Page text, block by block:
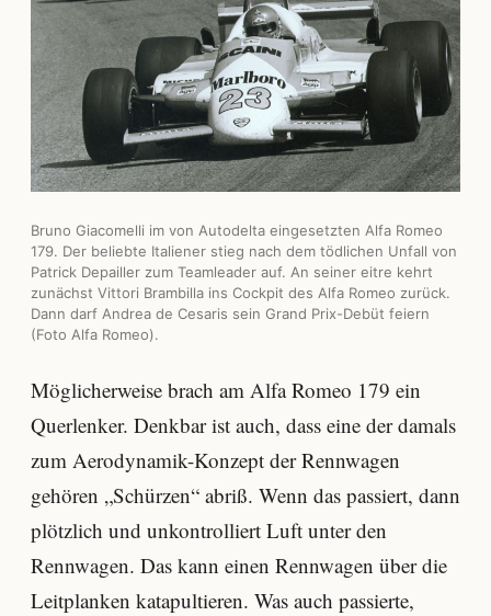
Bruno Giacomelli im von Autodelta eingesetzten Alfa Romeo
179. Der beliebte Italiener stieg nach dem tödlichen Unfall von
Patrick Depailler zum Teamleader auf. An seiner eitre kehrt
zunächst Vittori Brambilla ins Cockpit des Alfa Romeo zurück.
Dann darf Andrea de Cesaris sein Grand Prix-Debüt feiern
(Foto Alfa Romeo).
Möglicherweise brach am Alfa Romeo 179 ein
Querlenker. Denkbar ist auch, dass eine der damals
zum Aerodynamik-Konzept der Rennwagen
gehören „Schürzen“ abriß. Wenn das passiert, dann
plötzlich und unkontrolliert Luft unter den
Rennwagen. Das kann einen Rennwagen über die
Leitplanken katapultieren. Was auch passierte,